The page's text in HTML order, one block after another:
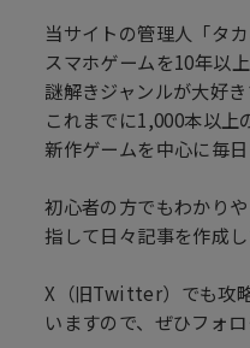
当サイトの管理人「タ
スマホゲームを10年以
謎解きジャンルが大好き
これまでに1,000本以上
新作ゲームを中心に毎日
初心者の方でもわかり
指して日々記事を作成し
X（旧Twitter）でも攻
いますので、ぜひフォ